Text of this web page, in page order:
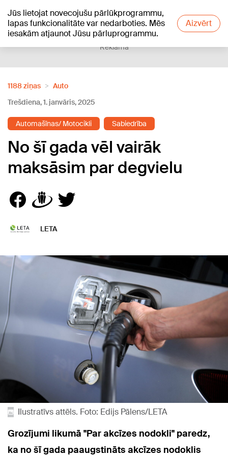
Jūs lietojat novecojušu pārlūkprogrammu,
lapas funkcionalitāte var nedarboties. Mēs
iesakām atjaunot Jūsu pārluprogrammu.
Aizvērt
+11°C
Reklāma
1188 ziņas
Auto
Trešdiena, 1. janvāris, 2025
Automašīnas/ Motocikli Sabiedrība
No šī gada vēl vairāk
maksāsim par degvielu
LETA
Ilustratīvs attēls. Foto: Edijs Pālens/LETA
Grozījumi likumā "Par akcīzes nodokli" paredz,
ka no šī gada paaugstināts akcīzes nodoklis